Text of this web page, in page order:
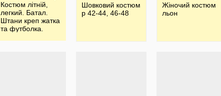
Костюм літній,
легкий. Батал.
Штани креп жатка
та футболка.
Шовковий костюм
р 42-44, 46-48
Жіночий костюм
льон